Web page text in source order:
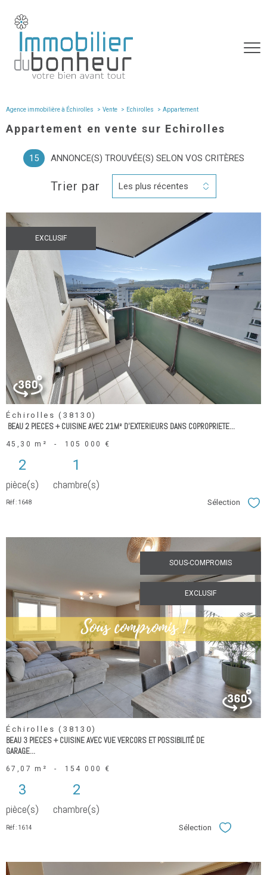
Agence immobilière à Échirolles Vente Echirolles appartement
Appartement en vente sur Echirolles
15 ANNONCE(S) TROUVÉE(S) SELON VOS CRITÈRES
Trier par Les plus récentes
EXCLUSIF
voir le
bien
Échirolles (38130)
BEAU 2 PIECES + CUISINE AVEC 21M² D'EXTERIEURS DANS COPROPRIETE...
45,30 m² - 105 000 €
2
pièce(s)
1
chambre(s)
Réf : 1648 Sélection
SOUS-COMPROMIS
EXCLUSIF
voir le
bien
Échirolles (38130)
BEAU 3 PIECES + CUISINE AVEC VUE VERCORS ET POSSIBILITÉ DE
GARAGE...
67,07 m² - 154 000 €
3
pièce(s)
2
chambre(s)
Réf : 1614 Sélection Sélectionner